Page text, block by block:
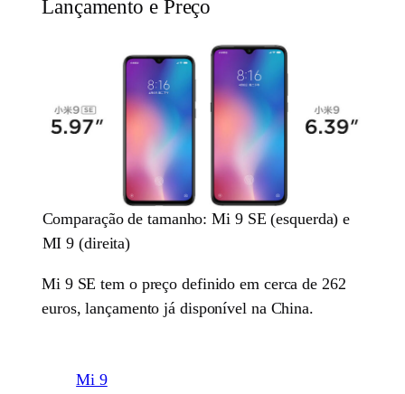
Lançamento e Preço
Comparação de tamanho: Mi 9 SE (esquerda) e
MI 9 (direita)
Mi 9 SE tem o preço definido em cerca de 262
euros, lançamento já disponível na China.
Mi 9